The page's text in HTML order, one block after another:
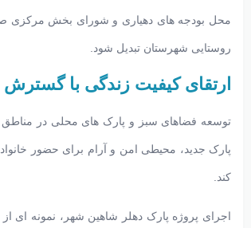
محل بودجه های دهیاری و شورای بخش مرکزی
روستایی شهرستان تبدیل شود.
ارتقای کیفیت زندگی با
توسعه فضاهای سبز و پارک های محلی در مناطق
پارک جدید، محیطی امن و آرام برای حضور
کند.
اجرای پروژه پارک دهلر شاهین شهر، نمونه ای